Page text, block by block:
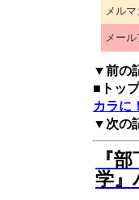
メルマ
メール
▼前の
■トッ
カラに
▼次の
『
学』